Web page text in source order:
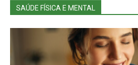
SAÚDE FÍSICA E MENTAL